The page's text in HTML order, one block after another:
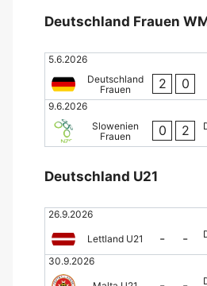
Deutschland Frauen
5.6.2026
Deutschland
Frauen
2 0
9.6.2026
Slowenien
Frauen
0 2
Deutschland U21
26.9.2026
Lettland U21 - -
30.9.2026